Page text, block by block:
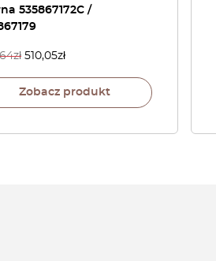
535867172C /
zł 510,05zł
Zobacz produkt